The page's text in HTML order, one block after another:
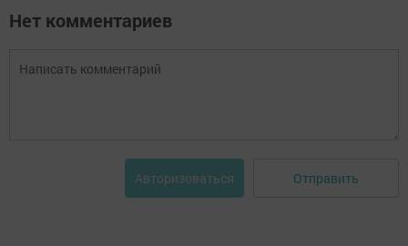
Нет комментариев
Авторизоваться Отправить